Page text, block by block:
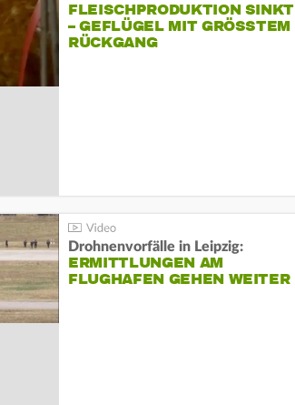
FLEISCHPRODUKTION SINKT
– GEFLÜGEL MIT GRÖSSTEM R
ÜCKGANG
Drohnenvorfälle in Leipzig:
ERMITTLUNGEN AM
FLUGHAFEN GEHEN WEITER